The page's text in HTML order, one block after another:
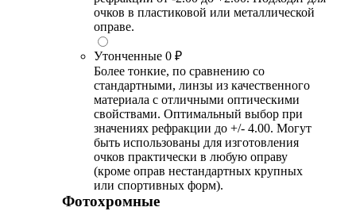
очков в пластиковой или металлической
оправе.
Утонченные 0 ₽
Более тонкие, по сравнению со
стандартными, линзы из качественного
материала с отличными оптическими
свойствами. Оптимальный выбор при
значениях рефракции до +/- 4.00. Могут
быть использованы для изготовления
очков практически в любую оправу
(кроме оправ нестандартных крупных
или спортивных форм).
Фотохромные